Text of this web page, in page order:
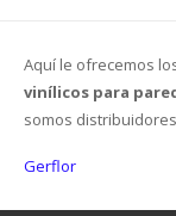
Cornisas
Vigas
Pegamentos
Hb Fuller
Corcho
Flotante
Baltic Wood
Laminadas
Exclusivos
Decoración
Glamora
Orac
Aquí le ofrecemos
vinílicos para
somos
Gerflor